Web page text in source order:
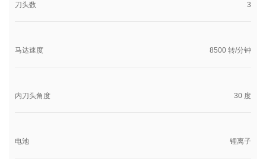
刀头数 3
马达速度 8500 转/分钟
内刀头角度 30 度
电池 锂离子